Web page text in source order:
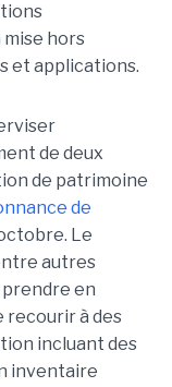
hors
et applications.
de deux
de patrimoine
de
Le
autres
prendre en
recourir à des
incluant des
inventaire